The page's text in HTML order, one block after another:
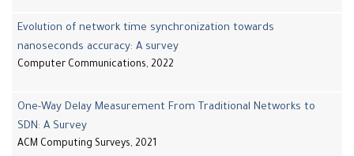
Evolution of network time synchronization towards
nanoseconds accuracy: A survey
Computer Communications, 2022
One-Way Delay Measurement From Traditional Networks to
SDN: A Survey
ACM Computing Surveys, 2021